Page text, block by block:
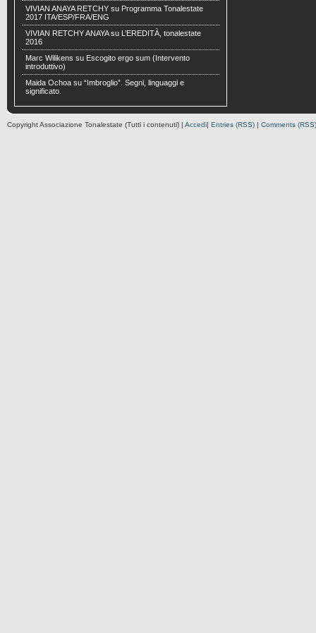
VIVIAN ANAYA RETCHY su Programma Tonalestate
2017 ITA/ESP/FRA/ENG
VIVIAN RETCHY ANAYAsu
L’EREDITÀ, tonalestate
2016
Marc Wilikens su Escogito ergo sum (Intervento
introduttivo)
Maida Ochoa su “Imbroglio”. Segni, linguaggi e
significato.
Copyright Associazione Tonalestate (Tutti i contenuti) | Accedi| Entries (RSS) | Comments (RSS)